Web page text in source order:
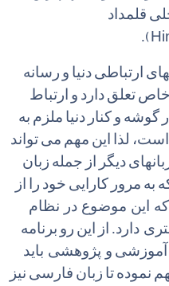
قلمداد
.
ارتباطیدنیا و رسانه
خاصتعلقدارد و ارتباط
گوشه وکنار دنیا ملزم به
است، لذا این مهم میتواند
دیگر از جمله زبان
به مرور کارایی خود را
از
که این موضوع در نظام
دارد. از این رو برنامه
آموزشی و پژوهشی باید
نمودهتا زبان فارسی نیز